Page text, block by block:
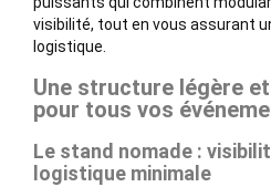
visibilité, tout en vous assurant
logistique.
Une structure légère
pour tous vos
Le stand nomade :
logistique minimale